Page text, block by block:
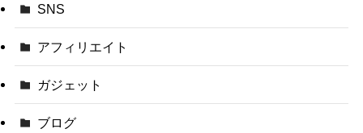
SNS
アフィリエイト
ガジェット
ブログ